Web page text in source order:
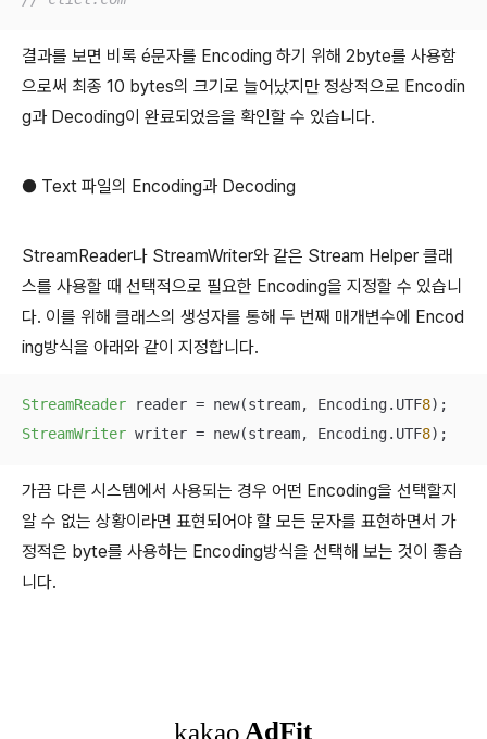
결과를 보면 비록 é문자를 Encoding 하기 위해 2byte를 사용함
으로써 최종 10 bytes의 크기로 늘어났지만 정상적으로 Encodin
g과 Decoding이 완료되었음을 확인할 수 있습니다.
● Text 파일의 Encoding과 Decoding
StreamReader나 StreamWriter와 같은 Stream Helper 클래
스를 사용할 때 선택적으로 필요한 Encoding을 지정할 수 있습니
다. 이를 위해 클래스의 생성자를 통해 두 번째 매개변수에 Encod
ing방식을 아래와 같이 지정합니다.
StreamReader reader = new(stream, Encoding.UTF8
StreamWriter writer = new(stream, Encoding.UTF8);
가끔 다른 시스템에서 사용되는 경우 어떤 Encoding을 선택할지
알 수 없는 상황이라면 표현되어야 할 모든 문자를 표현하면서 가
정적은 byte를 사용하는 Encoding방식을 선택해 보는 것이 좋습
니다.